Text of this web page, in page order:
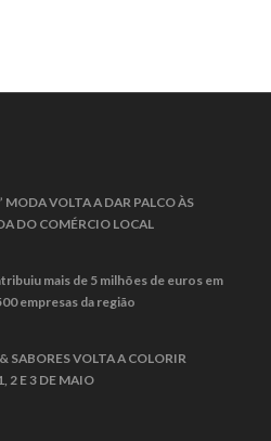
MODA VOLTA A DAR PALCO ÀS
DO COMÉRCIO LOCAL
mais de 5 milhões de euros em
empresas da região
SABORES VOLTA A COLORIR
2 E 3 DE MAIO